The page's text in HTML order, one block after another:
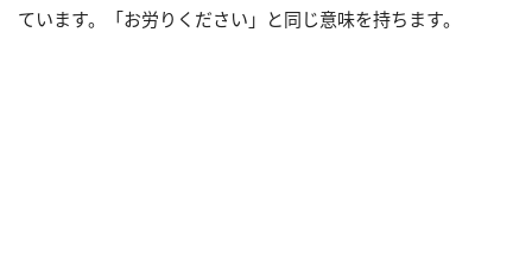
ています。「お労りください」と同じ意味を持ちます。